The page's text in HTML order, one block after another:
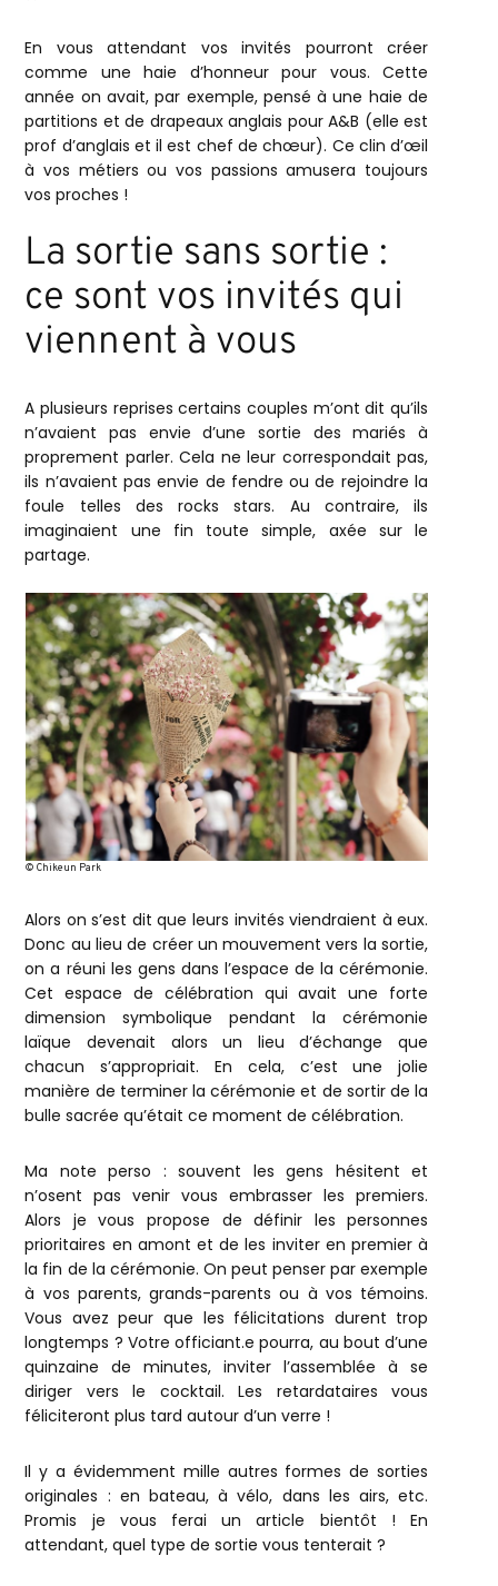
En vous attendant vos invités pourront créer
comme une haie d’honneur pour vous. Cette
année on avait, par exemple, pensé à une haie de
partitions et de drapeaux anglais pour A&B (elle est
prof d’anglais et il est chef de chœur). Ce clin d’œil
à vos métiers ou vos passions amusera toujours
vos proches !
La sortie sans sortie :
ce sont vos invités qui
viennent à vous
A plusieurs reprises certains couples m’ont dit qu’ils
n’avaient pas envie d’une sortie des mariés à
proprement parler. Cela ne leur correspondait pas,
ils n’avaient pas envie de fendre ou de rejoindre la
foule telles des rocks stars. Au contraire, ils
imaginaient une fin toute simple, axée sur le
partage.
© Chikeun Park
Alors on s’est dit que leurs invités viendraient à eux.
Donc au lieu de créer un mouvement vers la sortie,
on a réuni les gens dans l’espace de la cérémonie.
Cet espace de célébration qui avait une forte
dimension symbolique pendant la cérémonie
laïque devenait alors un lieu d’échange que
chacun s’appropriait. En cela, c’est une jolie
manière de terminer la cérémonie et de sortir de la
bulle sacrée qu’était ce moment de célébration.
Ma note perso : souvent les gens hésitent et
n’osent pas venir vous embrasser les premiers.
Alors je vous propose de définir les personnes
prioritaires en amont et de les inviter en premier à
la fin de la cérémonie. On peut penser par exemple
à vos parents, grands-parents ou à vos témoins.
Vous avez peur que les félicitations durent trop
longtemps ? Votre officiant.e pourra, au bout d’une
quinzaine de minutes, inviter l’assemblée à se
diriger vers le cocktail. Les retardataires vous
féliciteront plus tard autour d’un verre !
Il y a évidemment mille autres formes de sorties
originales : en bateau, à vélo, dans les airs, etc.
Promis je vous ferai un article bientôt ! En
attendant, quel type de sortie vous tenterait ?